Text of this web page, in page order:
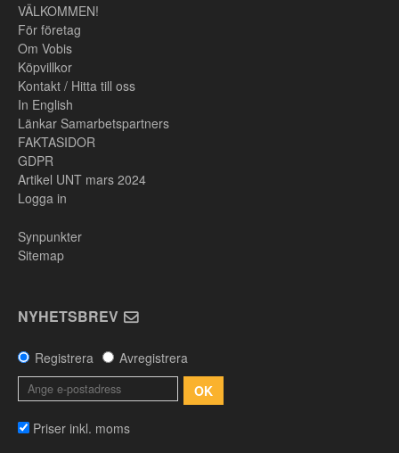
VÄLKOMMEN!
För företag
Om Vobis
Köpvillkor
Kontakt / Hitta till oss
In English
Länkar Samarbetspartners
FAKTASIDOR
GDPR
Artikel UNT mars 2024
Logga in
Synpunkter
Sitemap
NYHETSBREV
Registrera
Avregistrera
OK
Priser inkl. moms